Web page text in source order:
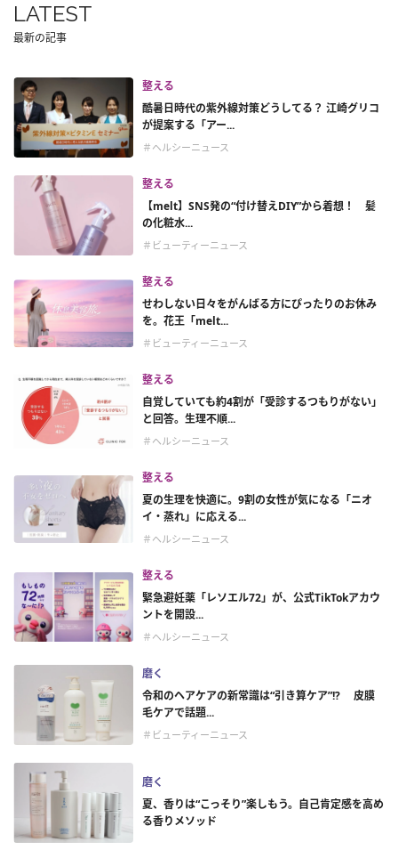
LATEST
最新の記事
整える
酷暑日時代の紫外線対策どうしてる？ 江崎グリコ
が提案する「アー...
＃ヘルシーニュース
整える
【melt】SNS発の“付け替えDIY”から着想！ 髪
の化粧水...
＃ビューティーニュース
整える
せわしない日々をがんばる方にぴったりのお休み
を。花王「melt...
＃ビューティーニュース
整える
自覚していても約4割が「受診するつもりがない」
と回答。生理不順...
＃ヘルシーニュース
整える
夏の生理を快適に。9割の女性が気になる「ニオ
イ・蒸れ」に応える...
＃ヘルシーニュース
整える
緊急避妊薬「レソエル72」が、公式TikTokアカウ
ントを開設...
＃ヘルシーニュース
磨く
令和のヘアケアの新常識は“引き算ケア”!? 皮膜
毛ケアで話題...
＃ビューティーニュース
磨く
夏、香りは“こっそり”楽しもう。自己肯定感を高め
る香りメソッド